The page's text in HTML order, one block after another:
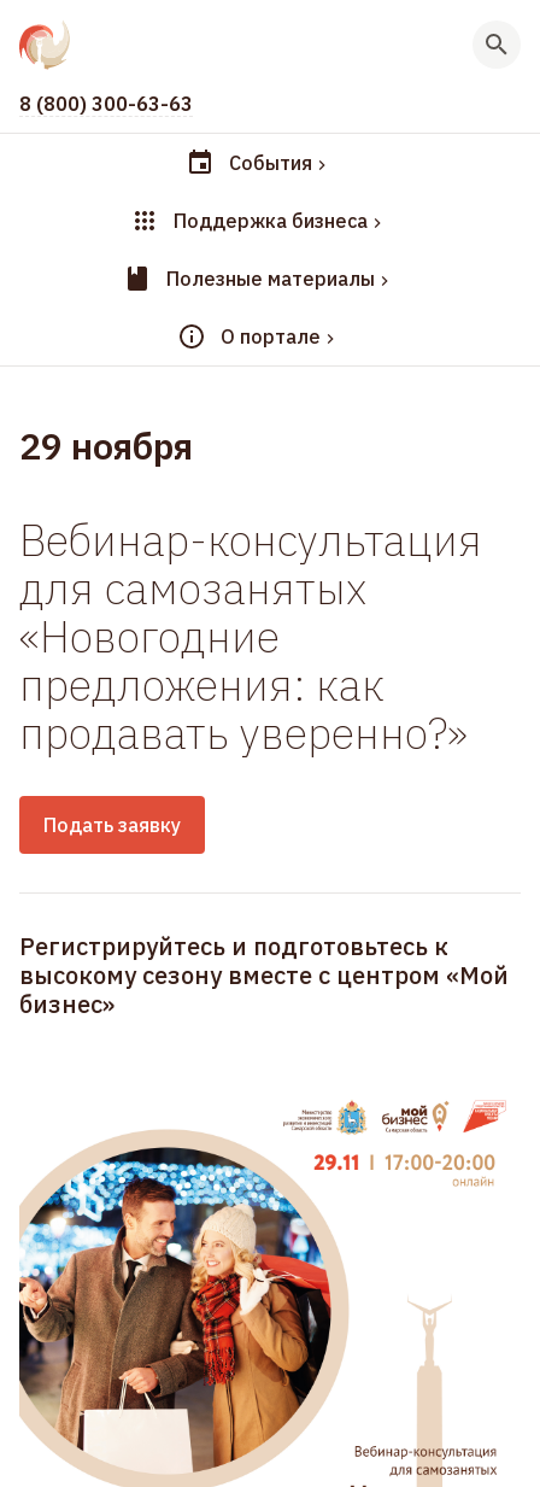
8 (800) 300-63-63
События
Поддержка бизнеса
Полезные материалы
О портале
29 ноября
Вебинар-консультация
для самозанятых
«‎Новогодние
предложения: как
продавать уверенно?»
Подать заявку
Регистрируйтесь и подготовьтесь к
высокому сезону вместе с центром «‎Мой
бизнес»